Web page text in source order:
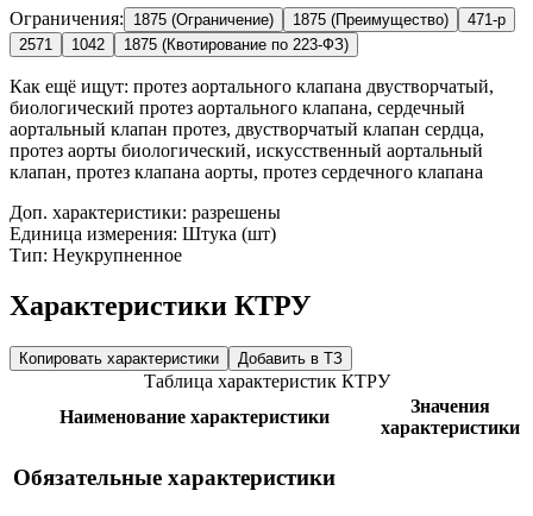
Ограничения: 1875 (Ограничение) 1875 (Преимущество)
471-р
2571
1042 1875 (Квотирование по 223-ФЗ)
Как ещё ищут: протез аортального клапана двустворчатый,
биологический протез аортального клапана, сердечный
аортальный клапан протез, двустворчатый клапан сердца,
протез аорты биологический, искусственный аортальный
клапан, протез клапана аорты, протез сердечного клапана
Доп. характеристики: разрешены
Единица измерения: Штука (шт)
Тип: Неукрупненное
Характеристики КТРУ
Копировать характеристики Добавить в ТЗ
Таблица характеристик КТРУ
Наименование характеристики
Значения
характеристики
Обязательные характеристики